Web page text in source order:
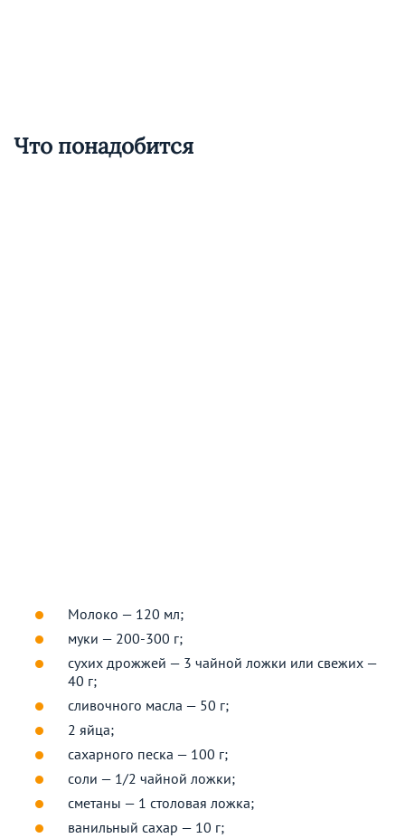
Что понадобится
Молоко — 120 мл;
муки — 200-300 г;
сухих дрожжей — 3 чайной ложки или свежих —
40 г;
сливочного масла — 50 г;
2 яйца;
сахарного песка — 100 г;
соли — 1/2 чайной ложки;
сметаны — 1 столовая ложка;
ванильный сахар — 10 г;